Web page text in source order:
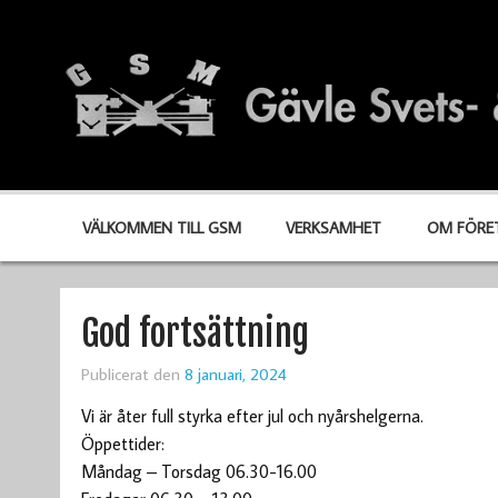
VÄLKOMMEN TILL GSM VERKSAMHET OM
God fortsättning
Publicerat den 8 januari, 2024
Vi är åter full styrka efter jul och nyårshelgerna.
Öppettider:
Måndag – Torsdag 06.30-16.00